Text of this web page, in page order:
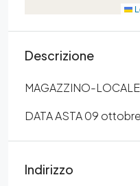
Descrizione
MAGAZZINO-
DATA ASTA 09
Indirizzo